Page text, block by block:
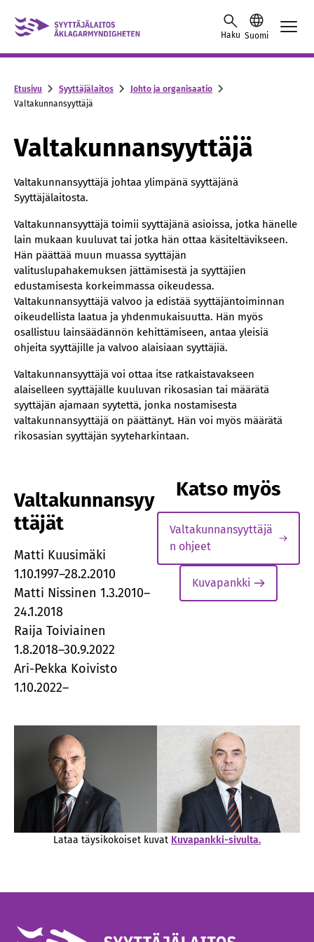
Skip to content -saavutettavuusohje
Haku Suomi
Etusivu Syyttäjälaitos
Johto ja organisaatio
Valtakunnansyyttäjä
Valtakunnansyyttäjä
Valtakunnansyyttäjä johtaa ylimpänä syyttäjänä
Syyttäjälaitosta.
Valtakunnansyyttäjä toimii syyttäjänä asioissa, jotka hänelle
lain mukaan kuuluvat tai jotka hän ottaa käsiteltävikseen.
Hän päättää muun muassa syyttäjän
valituslupahakemuksen jättämisestä ja syyttäjien
edustamisesta korkeimmassa oikeudessa.
Valtakunnansyyttäjä valvoo ja edistää syyttäjäntoiminnan
oikeudellista laatua ja yhdenmukaisuutta. Hän myös
osallistuu lainsäädännön kehittämiseen, antaa yleisiä
ohjeita syyttäjille ja valvoo alaisiaan syyttäjiä.
Valtakunnansyyttäjä voi ottaa itse ratkaistavakseen
alaiselleen syyttäjälle kuuluvan rikosasian tai määrätä
syyttäjän ajamaan syytettä, jonka nostamisesta
valtakunnansyyttäjä on päättänyt. Hän voi myös määrätä
rikosasian syyttäjän syyteharkintaan.
Valtakunnansyy
ttäjät
Matti Kuusimäki
1.10.1997–28.2.2010
Matti Nissinen 1.3.2010–
24.1.2018
Raija Toiviainen
1.8.2018–30.9.2022
Ari-Pekka Koivisto
1.10.2022–
Katso myös
Valtakunnansyyttäjä
n ohjeet
Kuvapankki
Lataa täysikokoiset kuvat Kuvapankki-sivulta.